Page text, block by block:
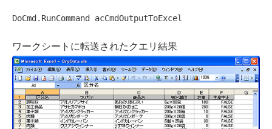
ワークシートに転送されたクエリ結果